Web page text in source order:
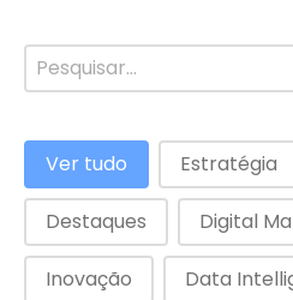
Busca
Search content
Categorias
Ver tudo Estratégia
Destaques Digital
Inovação Data